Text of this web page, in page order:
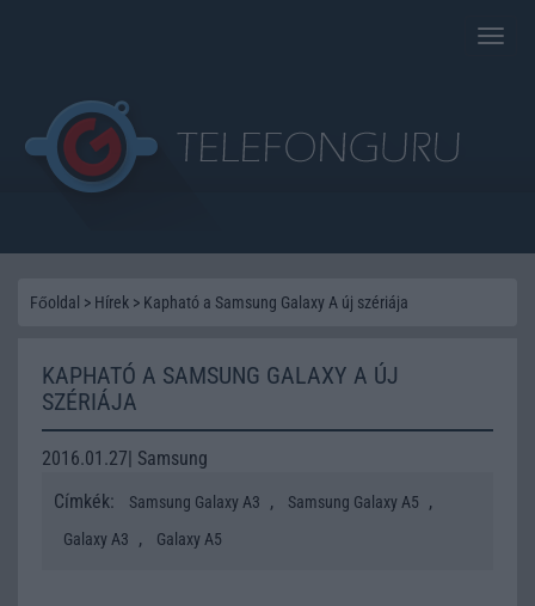
Toggle
Főoldal > Hírek > Kapható a Samsung Galaxy A új szériája
KAPHATÓ A SAMSUNG GALAXY A ÚJ
SZÉRIÁJA
2016.01.27| Samsung
Címkék:
Samsung Galaxy A3 , Samsung Galaxy A5 ,
Galaxy A3 , Galaxy A5